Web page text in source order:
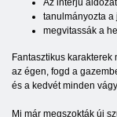
Az interjú
tanulmányozta a
megvitassák a
Fantasztikus karakterek
az égen, fogd a
és a kedvét minden
Mi már megszokták új